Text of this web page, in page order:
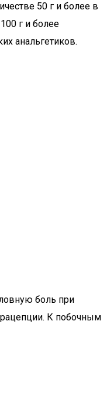
50 г и более в
г и более
анальгетиков.
боль при
К побочным